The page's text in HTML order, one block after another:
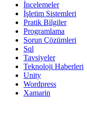
İncelemeler
İşletim Sistemleri
Pratik Bilgiler
Programlama
Sorun Çözümleri
Sql
Tavsiyeler
Teknoloji Haberleri
Unity
Wordpress
Xamarin